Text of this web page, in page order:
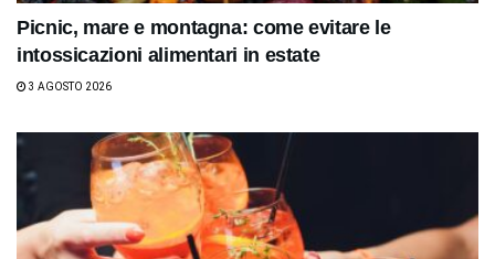
Picnic, mare e montagna: come evitare le
intossicazioni alimentari in estate
3 AGOSTO 2026